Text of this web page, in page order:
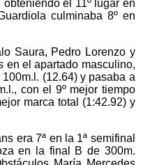
el 11º lugar en
culminaba 8º en
Saura, Pedro Lorenzo y
en el apartado masculino,
(12.64) y pasaba a
con el 9º mejor tiempo
marca total (1:42.92) y
era 7ª en la 1ª semifinal
en la final B de 300m.